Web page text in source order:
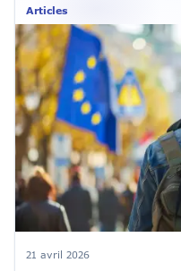
Articles
21 avril 2026